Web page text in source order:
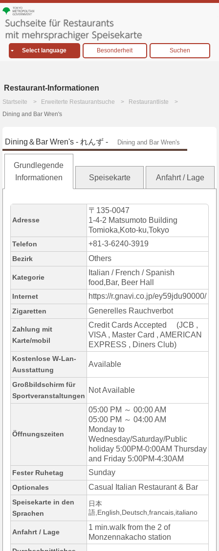
Select language Besonderheit Suchen
Restaurant-Informationen
Startseite Erweiterte Restaurantsuche
Restaurantliste
Dining and Bar Wren's
Dining＆Bar Wren's - れんず - Dining and Bar Wren's
Grundlegende
Informationen
Speisekarte Anfahrt / Lage
Adresse
〒135-0047
1-4-2 Matsumoto Building
Tomioka,Koto-ku,Tokyo
Telefon +81-3-6240-3919
Bezirk Others
Kategorie
Italian / French / Spanish
food,Bar, Beer Hall
Internet https://r.gnavi.co.jp/ey59jdu90000/
Zigaretten Generelles Rauchverbot
Zahlung mit
Karte/mobil
Credit Cards Accepted (JCB ,
VISA , Master Card , AMERICAN
EXPRESS , Diners Club)
Kostenlose W-Lan-
Ausstattung
Available
Großbildschirm für
Sportveranstaltungen
Not Available
Öffnungszeiten
05:00 PM ～ 00:00 AM
05:00 PM ～ 04:00 AM
Monday to
Wednesday/Saturday/Public
holiday 5:00PM-0:00AM Thursday
and Friday 5:00PM-4:30AM
Fester Ruhetag Sunday
Optionales Casual Italian Restaurant & Bar
Speisekarte in den
Sprachen
日本
語,English,Deutsch,francais,italiano
Anfahrt / Lage
1 min.walk from the 2 of
Monzennakacho station